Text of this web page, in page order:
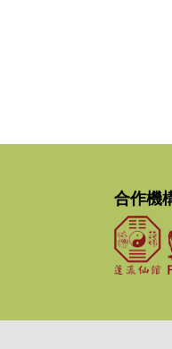
合作機